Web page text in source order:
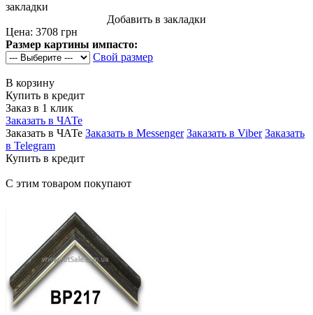
закладки
Добавить в закладки
Цена: 3708 грн
Размер картины импасто:
Свой размер
В корзину
Купить в кредит
Заказ в 1 клик
Заказать в ЧАТе
Заказать в ЧАТе Заказать в Messenger Заказать в Viber Заказать
в Telegram
Купить в кредит
С этим товаром покупают